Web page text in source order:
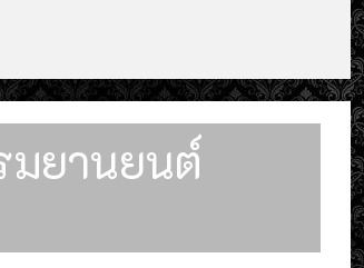
มยานยนต์